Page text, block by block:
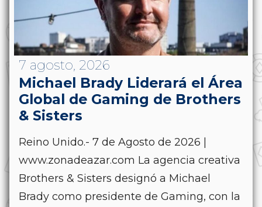
7 agosto, 2026
Michael Brady Liderará el Área
Global de Gaming de Brothers
& Sisters
Reino Unido.- 7 de Agosto de 2026 |
www.zonadeazar.com La agencia creativa
Brothers & Sisters designó a Michael
Brady como presidente de Gaming, con la